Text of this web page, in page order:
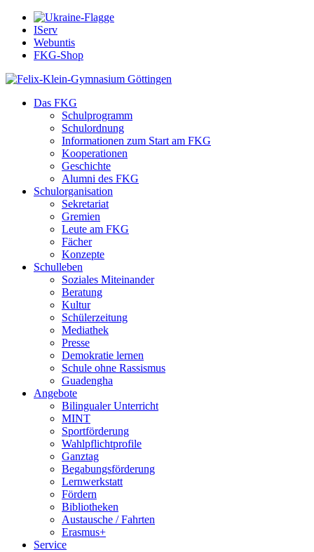
IServ
Webuntis
FKG-Shop
Das FKG
Schulprogramm
Schulordnung
Informationen zum Start am FKG
Kooperationen
Geschichte
Alumni des FKG
Schulorganisation
Sekretariat
Gremien
Leute am FKG
Fächer
Konzepte
Schulleben
Soziales Miteinander
Beratung
Kultur
Schülerzeitung
Mediathek
Presse
Demokratie lernen
Schule ohne Rassismus
Guadengha
Angebote
Bilingualer Unterricht
MINT
Sportförderung
Wahlpflichtprofile
Ganztag
Begabungs­förderung
Lernwerkstatt
Fördern
Bibliotheken
Austausche / Fahrten
Erasmus+
Service